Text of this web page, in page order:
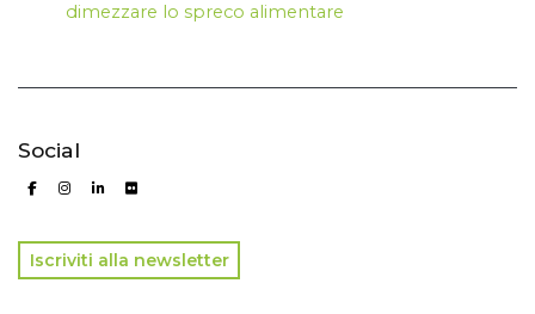
dimezzare lo spreco alimentare
Social
Iscriviti alla newsletter